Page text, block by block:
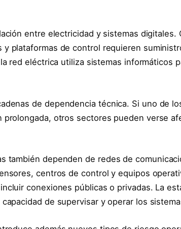
entre electricidad y sistemas digitales.
y plataformas de control requieren
red eléctrica utiliza sistemas informáticos
de dependencia técnica. Si uno de
otros sectores pueden verse
también dependen de redes de
centros de control y equipos
conexiones públicas o privadas. La
de supervisar y operar los